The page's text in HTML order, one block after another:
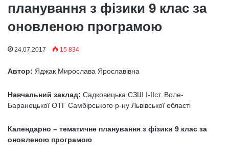
планування з фізики 9 клас за
оновленою програмою
24.07.2017 15 834
Автор: Яджак Мирослава Ярославівна
Навчальний заклад: Садковицька СЗШ І-ІІст. Воле-
Баранецької ОТГ Самбірського р-ну Львівської області
Календарно – тематичне планування з фізики 9 клас за
оновленою програмою